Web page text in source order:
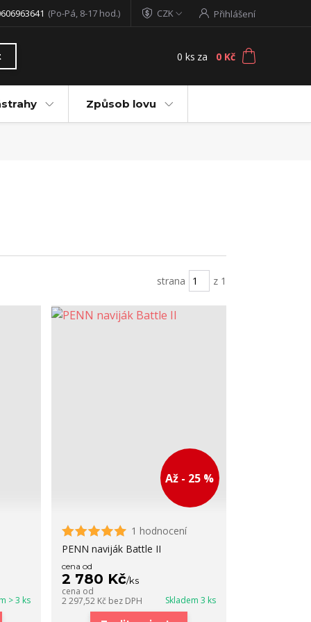
CZK Přihlášení
(Po-Pá, 8-17 hod.)
0 ks za 0 Kč
Způsob lovu
strana z 1
> 3 ks
Až - 25 %
1 hodnocení
PENN naviják Battle II
cena od
2 780 Kč/ks
cena od
2 297,52 Kč bez DPH Skladem 3 ks